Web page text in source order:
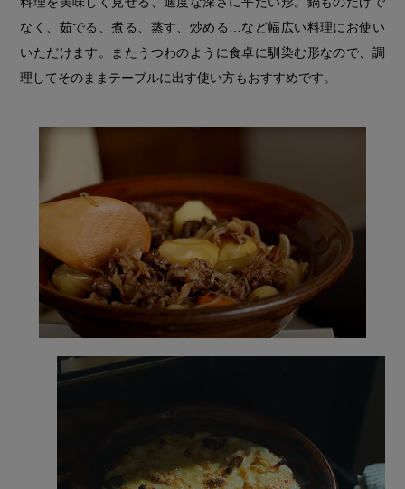
なく、茹でる、煮る、蒸す、炒める…など幅広い料理にお使い
いただけます。またうつわのように食卓に馴染む形なので、調
理してそのままテーブルに出す使い方もおすすめです。